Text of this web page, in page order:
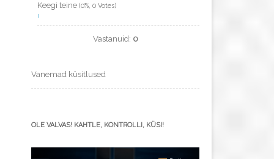
Keegi teine (0%, 0 Votes)
Vastanuid: 0
Vanemad küsitlused
OLE VALVAS! KAHTLE, KONTROLLI, KÜSI!